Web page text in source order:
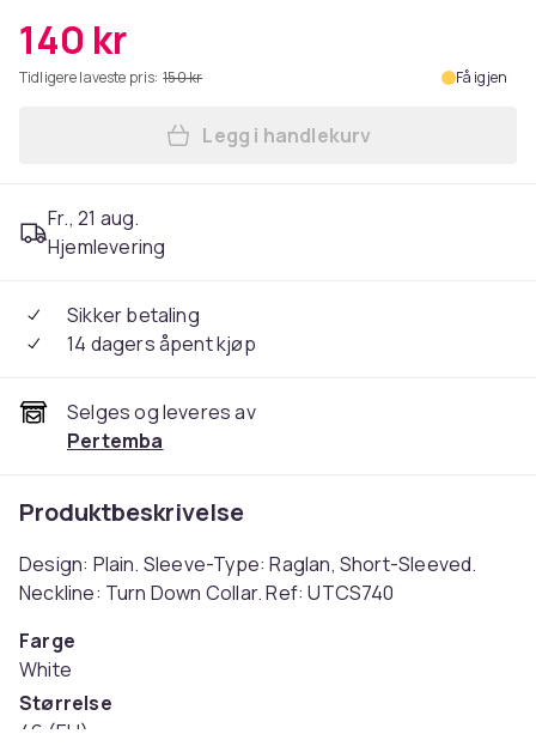
140 kr
Tidligere laveste pris: 150 kr Få igjen
Legg Carta Sport
Legg i handlekurv
Fr., 21 aug.
Hjemlevering
Sikker betaling
14 dagers åpent kjøp
Selges og leveres av
Pertemba
Produktbeskrivelse
Design: Plain. Sleeve-Type: Raglan, Short-Sleeved.
Neckline: Turn Down Collar. Ref: UTCS740
Farge
White
Størrelse
46 (EU)